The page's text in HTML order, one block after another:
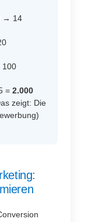
→ 14
100
=2.000
zeigt: Die